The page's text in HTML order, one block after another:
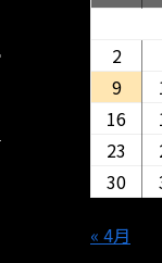
2
9
16
23
30
« 4月